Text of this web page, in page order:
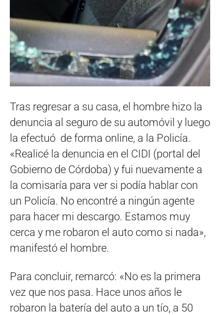
Tras regresar a su casa, el hombre hizo la
denuncia al seguro de su automóvil y luego
la efectuó de forma online, a la Policía.
«Realicé la denuncia en el CIDI (portal del
Gobierno de Córdoba) y fui nuevamente a
la comisaría para ver si podía hablar con
un Policía. No encontré a ningún agente
para hacer mi descargo. Estamos muy
cerca y me robaron el auto como si nada»,
manifestó el hombre.
Para concluir, remarcó: «No es la primera
vez que nos pasa. Hace unos años le
robaron la batería del auto a un tío, a 50